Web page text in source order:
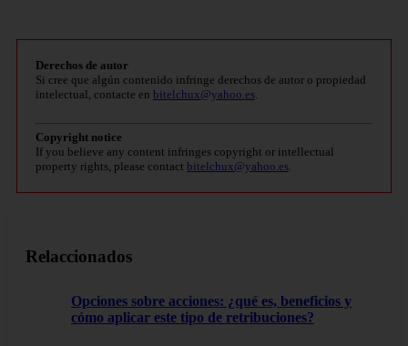
Derechos de autor
Si cree que algún contenido infringe derechos de autor o propiedad
intelectual, contacte en bitelchux@yahoo.es.
Copyright notice
If you believe any content infringes copyright or intellectual
property rights, please contact bitelchux@yahoo.es.
Relaccionados
Opciones sobre acciones: ¿qué es, beneficios y
cómo aplicar este tipo de retribuciones?